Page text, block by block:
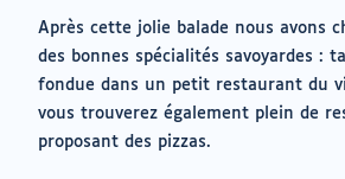
Après cette jolie balade nous avons
des bonnes spécialités savoyardes :
fondue dans un petit restaurant du
vous trouverez également plein de
proposant des pizzas.